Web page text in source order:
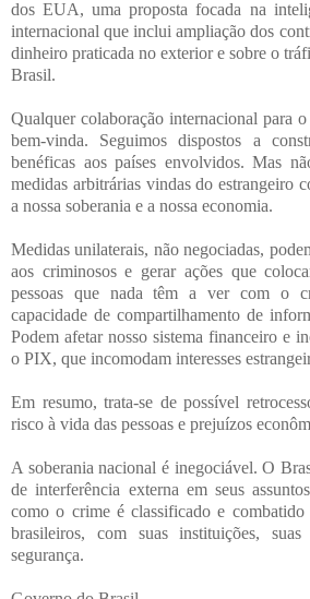
dos EUA, uma proposta focada na
internacional que inclui ampliação dos
dinheiro praticada no exterior e sobre o
Brasil.
Qualquer colaboração internacional para o
bem-vinda. Seguimos dispostos a
benéficas aos países envolvidos. Mas
medidas arbitrárias vindas do estrangeiro
a nossa soberania e a nossa economia.
Medidas unilaterais, não negociadas,
aos criminosos e gerar ações que
pessoas que nada têm a ver com o
capacidade de compartilhamento de
Podem afetar nosso sistema financeiro e
o PIX, que incomodam interesses
Em resumo, trata-se de possível
risco à vida das pessoas e prejuízos
A soberania nacional é inegociável. O
de interferência externa em seus
como o crime é classificado e
brasileiros, com suas instituições,
segurança.